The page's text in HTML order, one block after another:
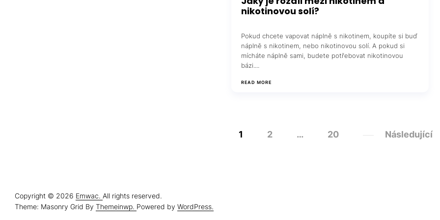
nikotinovou solí?
Pokud chcete vapovat náplně s nikotinem, koupíte si buď
náplně s nikotinem, nebo nikotinovou solí. A pokud si
mícháte náplně sami, budete potřebovat nikotinovou
bázi....
READ MORE
1 2 … 20 Následující
Copyright © 2026 Emwac. All rights reserved.
Theme: Masonry Grid By Themeinwp. Powered by WordPress.